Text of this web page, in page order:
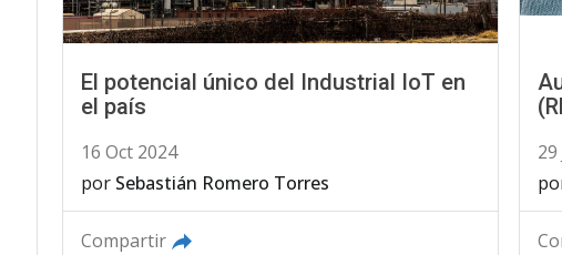
El potencial único del Industrial IoT en
el país
16 Oct 2024
por Sebastián Romero Torres
Compartir